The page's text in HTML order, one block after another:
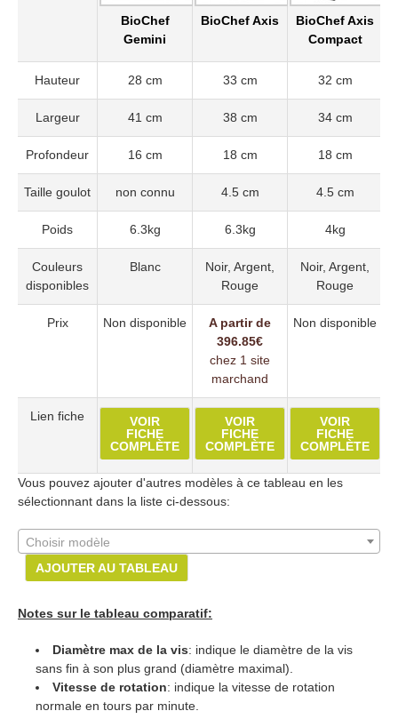
BioChef
Gemini
BioChef Axis
BioChef Axis
Compact
Hauteur 28 cm 33 cm 32 cm
Largeur 41 cm 38 cm 34 cm
Profondeur 16 cm 18 cm 18 cm
Taille goulot non connu 4.5 cm 4.5 cm
Poids 6.3kg 6.3kg 4kg
Couleurs
disponibles
Blanc
Noir, Argent,
Rouge
Noir, Argent,
Rouge
Prix Non disponible
A partir de
396.85€
chez 1 site
marchand
Non disponible
Lien fiche
VOIR
FICHE
COMPLÈTE
VOIR
FICHE
COMPLÈTE
VOIR
FICHE
COMPLÈTE
Vous pouvez ajouter d'autres modèles à ce tableau en les
sélectionnant dans la liste ci-dessous:
Choisir modèle
AJOUTER AU TABLEAU
Notes sur le tableau comparatif:
Diamètre max de la vis: indique le diamètre de la vis
sans fin à son plus grand (diamètre maximal).
Vitesse de rotation: indique la vitesse de rotation
normale en tours par minute.